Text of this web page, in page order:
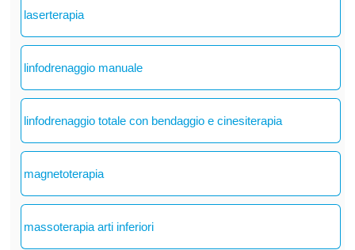
laserterapia
linfodrenaggio manuale
linfodrenaggio totale con bendaggio e cinesiterapia
magnetoterapia
massoterapia arti inferiori